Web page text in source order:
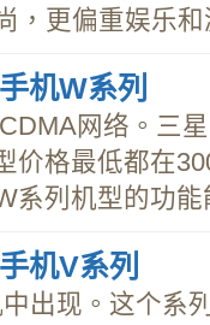
，更偏重娱乐
机W系列
网络。三
价格最低都在
系列机型的功
机V系列
出现。这个系